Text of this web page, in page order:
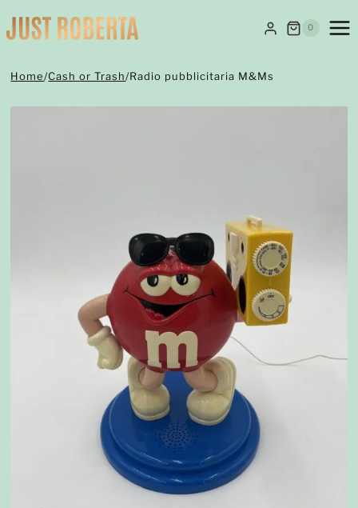
al
0
Home/Cash or Trash/Radio pubblicitaria M&Ms